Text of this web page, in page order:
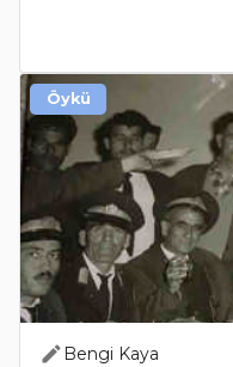
Bengi Kaya
Öykü